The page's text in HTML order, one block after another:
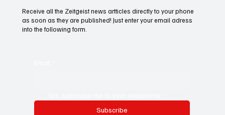
Subscribe
Receive all the Zeitgeist news artticles directly to your phone
as soon as they are published! Just enter your email adress
into the following form.